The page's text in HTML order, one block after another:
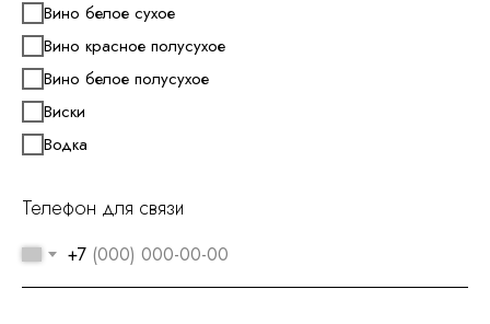
Вино белое сухое
Вино красное полусухое
Вино белое полусухое
Виски
Водка
Телефон для связи
+7